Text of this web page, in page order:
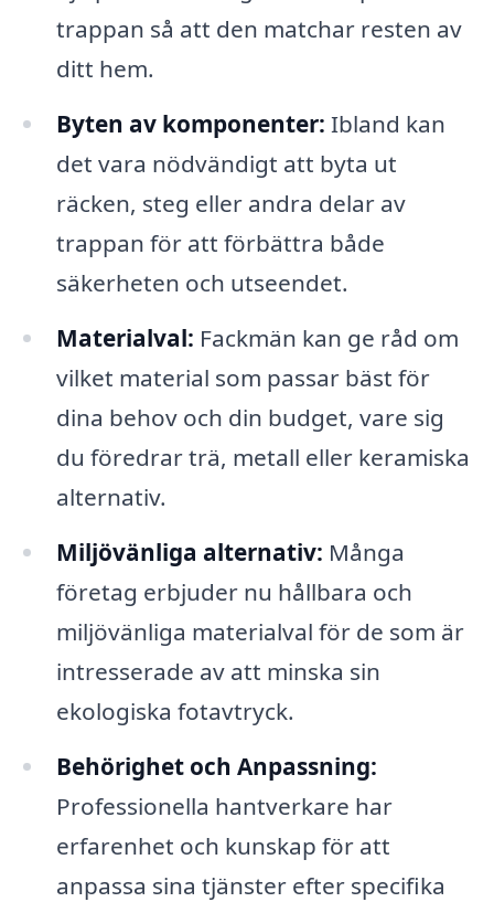
trappan så att den matchar resten av
ditt hem.
Byten av komponenter: Ibland kan
det vara nödvändigt att byta ut
räcken, steg eller andra delar av
trappan för att förbättra både
säkerheten och utseendet.
Materialval: Fackmän kan ge råd om
vilket material som passar bäst för
dina behov och din budget, vare sig
du föredrar trä, metall eller keramiska
alternativ.
Miljövänliga alternativ: Många
företag erbjuder nu hållbara och
miljövänliga materialval för de som är
intresserade av att minska sin
ekologiska fotavtryck.
Behörighet och Anpassning:
Professionella hantverkare har
erfarenhet och kunskap för att
anpassa sina tjänster efter specifika